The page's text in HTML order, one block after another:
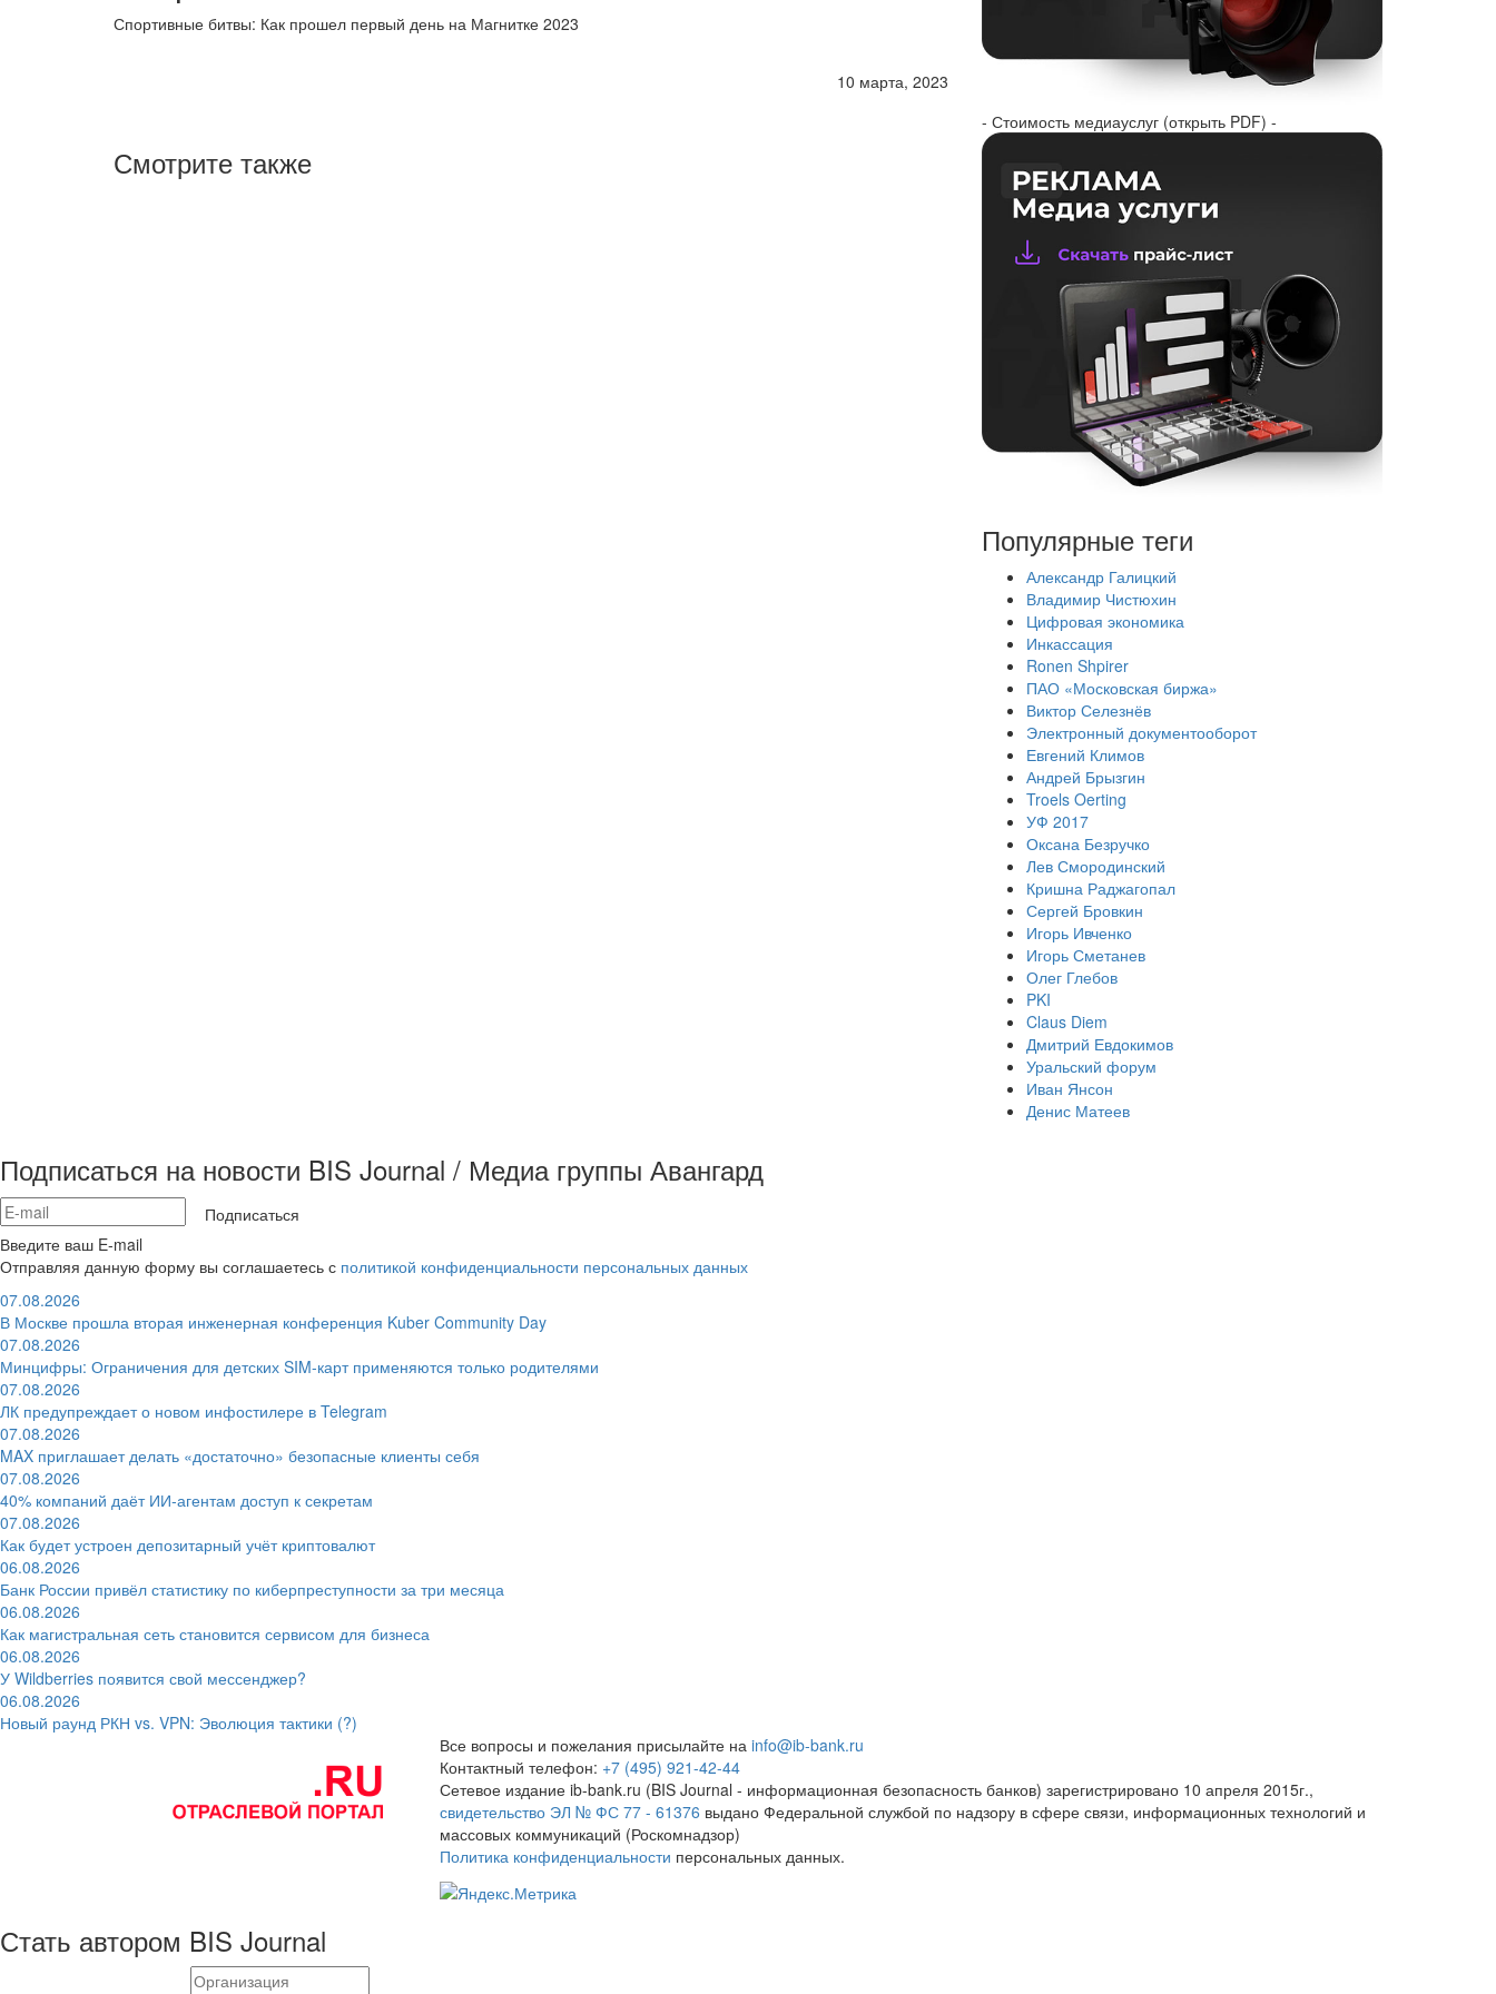
Спортивные битвы: Как прошел первый день на Магнитке 2023
10 марта, 2023
Смотрите также
- Стоимость медиауслуг (открыть PDF) -
Популярные теги
Александр Галицкий
Владимир Чистюхин
Цифровая экономика
Инкассация
Ronen Shpirer
ПАО «Московская биржа»
Виктор Селезнёв
Электронный документооборот
Евгений Климов
Андрей Брызгин
Troels Oerting
УФ 2017
Оксана Безручко
Лев Смородинский
Кришна Раджагопал
Сергей Бровкин
Игорь Ивченко
Игорь Сметанев
Олег Глебов
PKI
Claus Diem
Дмитрий Евдокимов
Уральский форум
Иван Янсон
Денис Матеев
Подписаться на новости BIS Journal / Медиа группы Авангард
Подписаться
Введите ваш E-mail
Отправляя данную форму вы соглашаетесь с политикой конфиденциальности персональных данных
07.08.2026
В Москве прошла вторая инженерная конференция Kuber Community Day
07.08.2026
Минцифры: Ограничения для детских SIM-карт применяются только родителями
07.08.2026
ЛК предупреждает о новом инфостилере в Telegram
07.08.2026
MAX приглашает делать «достаточно» безопасные клиенты себя
07.08.2026
40% компаний даёт ИИ‑агентам доступ к секретам
07.08.2026
Как будет устроен депозитарный учёт криптовалют
06.08.2026
Банк России привёл статистику по киберпреступности за три месяца
06.08.2026
Как магистральная сеть становится сервисом для бизнеса
06.08.2026
У Wildberries появится свой мессенджер?
06.08.2026
Новый раунд РКН vs. VPN: Эволюция тактики (?)
Все вопросы и пожелания присылайте на info@ib-bank.ru
Контактный телефон: +7 (495) 921-42-44
Сетевое издание ib-bank.ru (BIS Journal - информационная безопасность банков) зарегистрировано 10 апреля 2015г.,
свидетельство ЭЛ № ФС 77 - 61376 выдано Федеральной службой по надзору в сфере связи, информационных технологий и
массовых коммуникаций (Роскомнадзор)
Политика конфиденциальности персональных данных.
Стать автором BIS Journal